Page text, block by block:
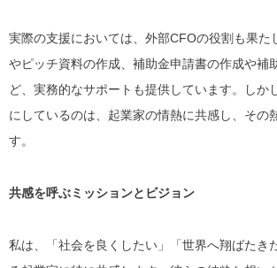
実際の支援においては、外部CFOの役割も果た
やピッチ資料の作成、補助金申請書の作成や補
ど、実務的なサポートも提供しています。しか
にしているのは、起業家の情熱に共感し、その
す。
共感を呼ぶミッションとビジョン
私は、「社会を良くしたい」「世界へ翔ばたき